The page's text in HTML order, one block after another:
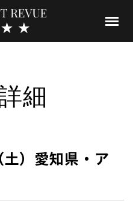
細
）愛知県・ア